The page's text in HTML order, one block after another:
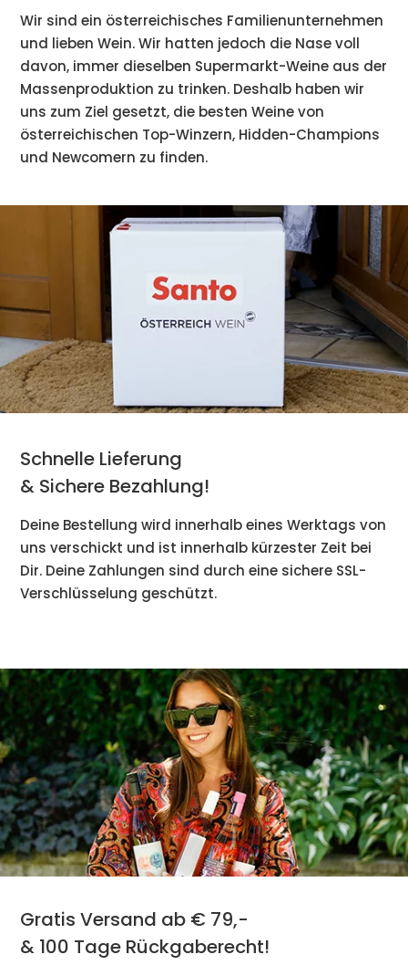
Wir sind ein österreichisches Familienunternehmen
und lieben Wein. Wir hatten jedoch die Nase voll
davon, immer dieselben Supermarkt-Weine aus der
Massenproduktion zu trinken. Deshalb haben wir
uns zum Ziel gesetzt, die besten Weine von
österreichischen Top-Winzern, Hidden-Champions
und Newcomern zu finden.
Schnelle Lieferung
& Sichere Bezahlung!
Deine Bestellung wird innerhalb eines Werktags von
uns verschickt und ist innerhalb kürzester Zeit bei
Dir. Deine Zahlungen sind durch eine sichere SSL-
Verschlüsselung geschützt.
Gratis Versand ab € 79,-
& 100 Tage Rückgaberecht!